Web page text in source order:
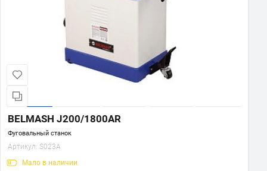
BELMASH J200/1800AR
Фуговальный станок
Артикул: S023A
Мало в наличии